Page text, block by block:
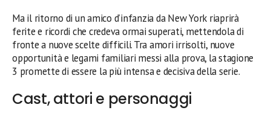
Ma il ritorno di un amico d’infanzia da New York riaprirà
ferite e ricordi che credeva ormai superati, mettendola di
fronte a nuove scelte difficili. Tra amori irrisolti, nuove
opportunità e legami familiari messi alla prova, la stagione
3 promette di essere la più intensa e decisiva della serie.
Cast, attori e personaggi